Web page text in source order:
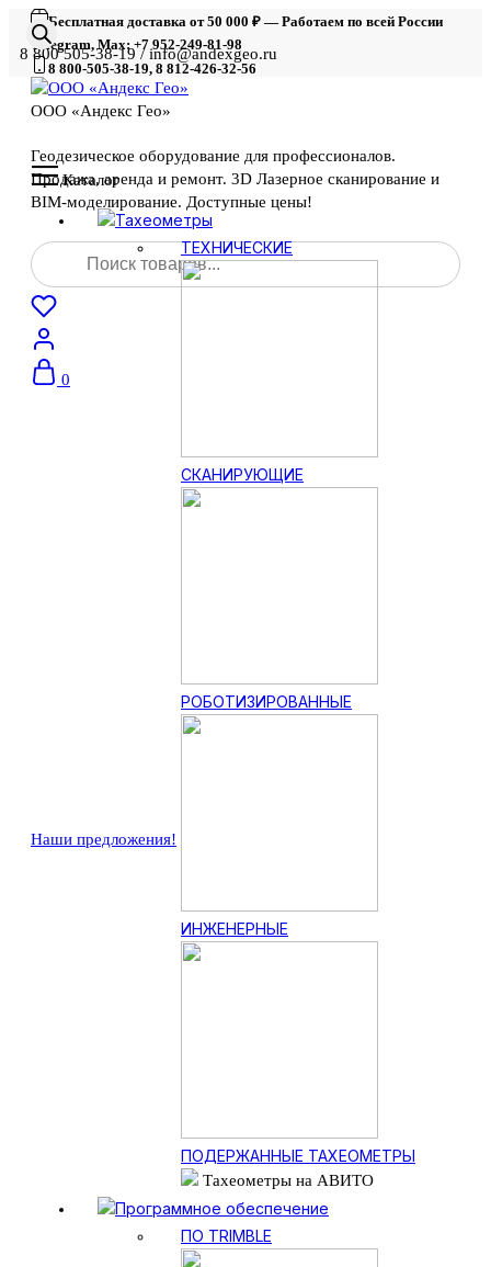
Бесплатная доставка от 50 000 ₽ — Работаем по всей России
Telegram, Max: +7 952-249-81-98
8 800-505-38-19, 8 812-426-32-56
8 800 505-38-19 / info@andexgeo.ru
ООО «Андекс Гео»
Геодезическое оборудование для профессионалов.
Продажа, аренда и ремонт. 3D Лазерное сканирование и
BIM-моделирование. Доступные цены!
Поиск
товаров
0
Наши предложения!
Каталог
Тахеометры
ТЕХНИЧЕСКИЕ
СКАНИРУЮЩИЕ
РОБОТИЗИРОВАННЫЕ
ИНЖЕНЕРНЫЕ
ПОДЕРЖАННЫЕ ТАХЕОМЕТРЫ
Тахеометры на АВИТО
Программное обеспечение
ПО TRIMBLE